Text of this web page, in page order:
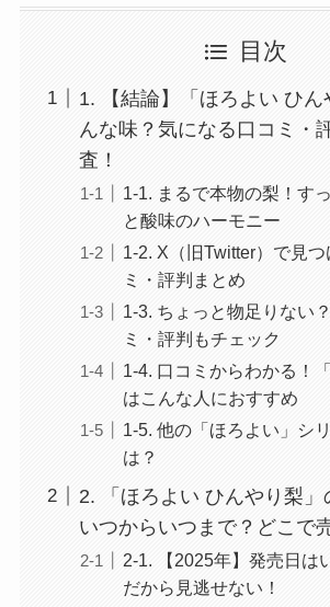
目次
1. 【結論】「ほろよい ひん
んな味？気になる口コミ・
査！
1-1. まるで本物の梨！す
と酸味のハーモニー
1-2. X（旧Twitter）で見
ミ・評判まとめ
1-3. ちょっと物足りない
ミ・評判もチェック
1-4. 口コミからわかる！
はこんな人におすすめ
1-5. 他の「ほろよい」シ
は？
2. 「ほろよい ひんやり梨」
いつからいつまで？どこで
2-1. 【2025年】発売日は
だから見逃せない！